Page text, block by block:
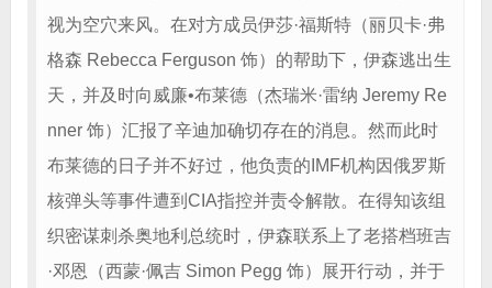
视为空穴来风。在对方成员伊莎·福斯特（丽贝卡·弗
格森 Rebecca Ferguson 饰）的帮助下，伊森逃出生
天，并及时向威廉•布莱德（杰瑞米·雷纳 Jeremy Re
nner 饰）汇报了辛迪加确切存在的消息。然而此时
布莱德的日子并不好过，他负责的IMF机构因俄罗斯
核弹头等事件遭到CIA指控并责令解散。在得知该组
织密谋刺杀奥地利总统时，伊森联系上了老搭档班吉
·邓恩（西蒙·佩吉 Simon Pegg 饰）展开行动，并于